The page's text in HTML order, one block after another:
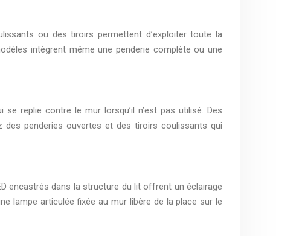
ou des tiroirs permettent d’exploiter toute la
intègrent même une penderie complète ou une
replie contre le mur lorsqu’il n’est pas utilisé. Des
des penderies ouvertes et des tiroirs coulissants qui
encastrés dans la structure du lit offrent un éclairage
lampe articulée fixée au mur libère de la place sur le